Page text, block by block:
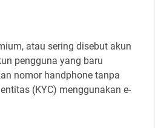
atau sering disebut akun
pengguna yang baru
nomor handphone tanpa
(KYC) menggunakan e-